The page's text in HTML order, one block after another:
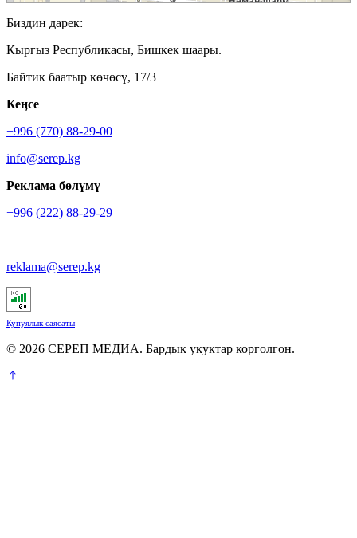
Биздин дарек:
Кыргыз Республикасы, Бишкек шаары.
Байтик баатыр көчөсү, 17/3
Кеӊсе
+996 (770) 88-29-00
info@serep.kg
Реклама бөлүмү
+996 (222) 88-29-29
reklama@serep.kg
Купуялык саясаты
© 2026 СЕРЕП МЕДИА. Бардык укуктар корголгон.